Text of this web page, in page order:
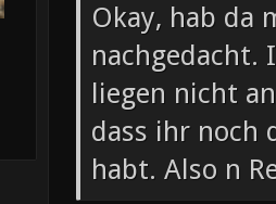
Okay, hab da
nachgedacht.
liegen nicht
dass ihr noch
habt. Also n